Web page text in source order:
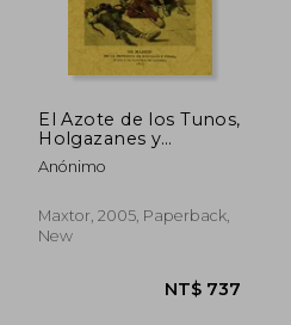
El Azote de los Tunos,
Holgazanes y
Vagabundos (in
Spanish)
Anónimo
Maxtor, 2005, Paperback,
New